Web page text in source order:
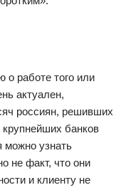
о работе того или
актуален,
россиян, решивших
крупнейших банков
можно узнать
не факт, что они
и клиенту не